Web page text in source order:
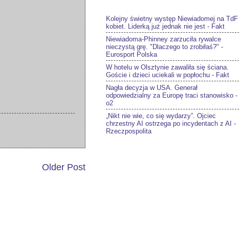
Older Post
Kolejny świetny występ Niewiadomej na TdF
kobiet. Liderką już jednak nie jest - Fakt
Niewiadoma-Phinney zarzuciła rywalce
nieczystą grę. "Dlaczego to zrobiłaś?" -
Eurosport Polska
W hotelu w Olsztynie zawaliła się ściana.
Goście i dzieci uciekali w popłochu - Fakt
Nagła decyzja w USA. Generał
odpowiedzialny za Europę traci stanowisko -
o2
„Nikt nie wie, co się wydarzy”. Ojciec
chrzestny AI ostrzega po incydentach z AI -
Rzeczpospolita